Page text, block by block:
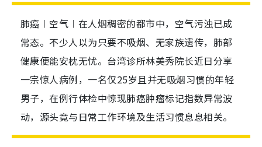
肺癌︱空气︱在人烟稠密的都市中，空气污浊已成
常态。不少人以为只要不吸烟、无家族遗传，肺部
健康便能安枕无忧。台湾诊所林美秀院长近日分享
一宗惊人病例，一名仅25岁且并无吸烟习惯的年轻
男子，在例行体检中惊现肺癌肿瘤标记指数异常波
动，源头竟与日常工作环境及生活习惯息息相关。